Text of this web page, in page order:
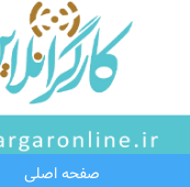
صفحه اصلی